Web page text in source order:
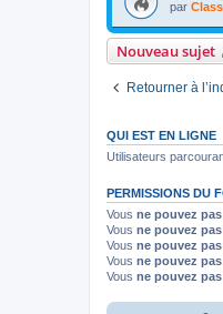
par
Nouveau sujet
Retourner à
QUI EST EN LIGNE
Utilisateurs
PERMISSIONS DU
Vous ne pouvez pas
Vous ne pouvez pas
Vous ne pouvez pas
Vous ne pouvez pas
Vous ne pouvez pas